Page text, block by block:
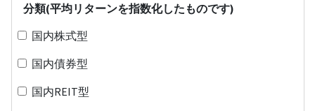
分類(平均リターンを指数化したものです)
国内株式型
国内債券型
国内REIT型